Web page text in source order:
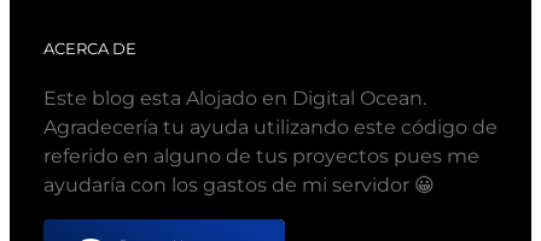
ACERCA DE
Este blog esta Alojado en Digital Ocean.
Agradecería tu ayuda utilizando este código de
referido en alguno de tus proyectos pues me
ayudaría con los gastos de mi servidor 😀